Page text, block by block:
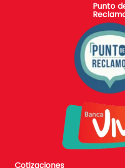
Punto
Cotizaciones